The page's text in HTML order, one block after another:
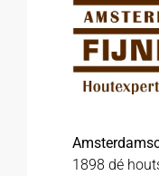
1898 dé